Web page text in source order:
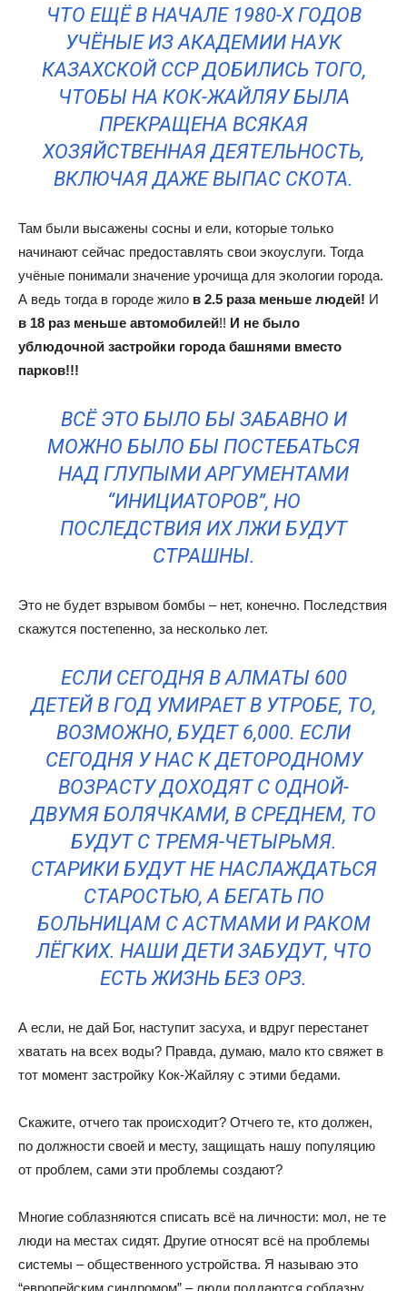
ЧТО ЕЩЁ В НАЧАЛЕ 1980-Х ГОДОВ
УЧЁНЫЕ ИЗ АКАДЕМИИ НАУК
КАЗАХСКОЙ ССР ДОБИЛИСЬ ТОГО,
ЧТОБЫ НА КОК-ЖАЙЛЯУ БЫЛА
ПРЕКРАЩЕНА ВСЯКАЯ
ХОЗЯЙСТВЕННАЯ ДЕЯТЕЛЬНОСТЬ,
ВКЛЮЧАЯ ДАЖЕ ВЫПАС СКОТА.
Там были высажены сосны и ели, которые только
начинают сейчас предоставлять свои экоуслуги. Тогда
учёные понимали значение урочища для экологии города.
А ведь тогда в городе жило в 2.5 раза меньше людей! И
в 18 раз меньше автомобилей!! И не было
ублюдочной застройки города башнями вместо
парков!!!
ВСЁ ЭТО БЫЛО БЫ ЗАБАВНО И
МОЖНО БЫЛО БЫ ПОСТЕБАТЬСЯ
НАД ГЛУПЫМИ АРГУМЕНТАМИ
“ИНИЦИАТОРОВ”, НО
ПОСЛЕДСТВИЯ ИХ ЛЖИ БУДУТ
СТРАШНЫ.
Это не будет взрывом бомбы – нет, конечно. Последствия
скажутся постепенно, за несколько лет.
ЕСЛИ СЕГОДНЯ В АЛМАТЫ 600
ДЕТЕЙ В ГОД УМИРАЕТ В УТРОБЕ, ТО,
ВОЗМОЖНО, БУДЕТ 6,000. ЕСЛИ
СЕГОДНЯ У НАС К ДЕТОРОДНОМУ
ВОЗРАСТУ ДОХОДЯТ С ОДНОЙ-
ДВУМЯ БОЛЯЧКАМИ, В СРЕДНЕМ, ТО
БУДУТ С ТРЕМЯ-ЧЕТЫРЬМЯ.
СТАРИКИ БУДУТ НЕ НАСЛАЖДАТЬСЯ
СТАРОСТЬЮ, А БЕГАТЬ ПО
БОЛЬНИЦАМ С АСТМАМИ И РАКОМ
ЛЁГКИХ. НАШИ ДЕТИ ЗАБУДУТ, ЧТО
ЕСТЬ ЖИЗНЬ БЕЗ ОРЗ.
А если, не дай Бог, наступит засуха, и вдруг перестанет
хватать на всех воды? Правда, думаю, мало кто свяжет в
тот момент застройку Кок-Жайляу с этими бедами.
Скажите, отчего так происходит? Отчего те, кто должен,
по должности своей и месту, защищать нашу популяцию
от проблем, сами эти проблемы создают?
Многие соблазняются списать всё на личности: мол, не те
люди на местах сидят. Другие относят всё на проблемы
системы – общественного устройства. Я называю это
“европейским синдромом” – люди поддаются соблазну